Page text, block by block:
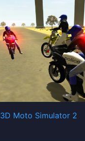
3D Moto Simulator 2